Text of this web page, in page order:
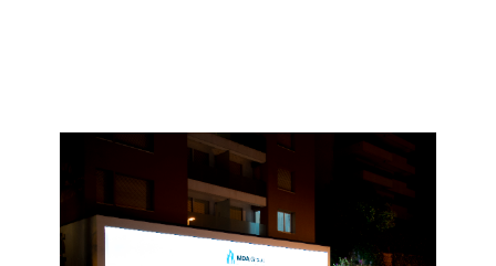
Restaurants